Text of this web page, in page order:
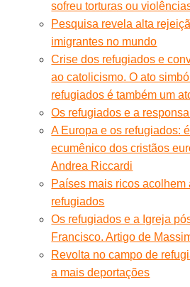
sofreu torturas ou
Pesquisa revela alta
imigrantes no mundo
Crise dos refugiados e
ao catolicismo. O ato
refugiados é também um
Os refugiados e a
A Europa e os refugiados:
ecumênico dos cristãos
Andrea Riccardi
Países mais ricos acolhem
refugiados
Os refugiados e a Igreja
Francisco. Artigo de
Revolta no campo de
a mais deportações